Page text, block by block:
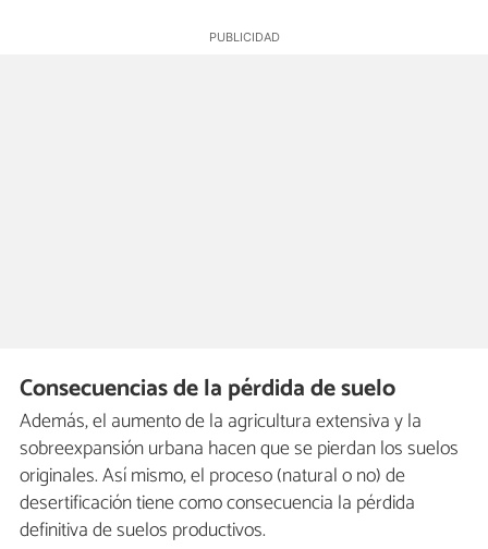
Consecuencias de la pérdida de suelo
Además, el aumento de la agricultura extensiva y la
sobreexpansión urbana hacen que se pierdan los suelos
originales. Así mismo, el proceso (natural o no) de
desertificación tiene como consecuencia la pérdida
definitiva de suelos productivos.